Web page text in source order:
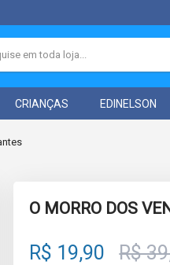
CRIANÇAS EDINELSON
O MORRO DOS
R$ 19,90 R$